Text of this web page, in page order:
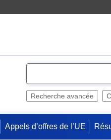
e
Recherche avancée
Appels d’offres de l’UE